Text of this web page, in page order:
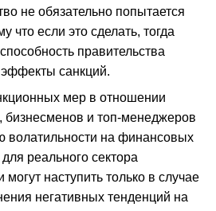
не обязательно попытается
что если это сделать, тогда
правительства
санкций.
мер в отношении
бизнесменов и топ-менеджеров
волатильности на финансовых
реального сектора
могут наступить только в случае
негативных тенденций на